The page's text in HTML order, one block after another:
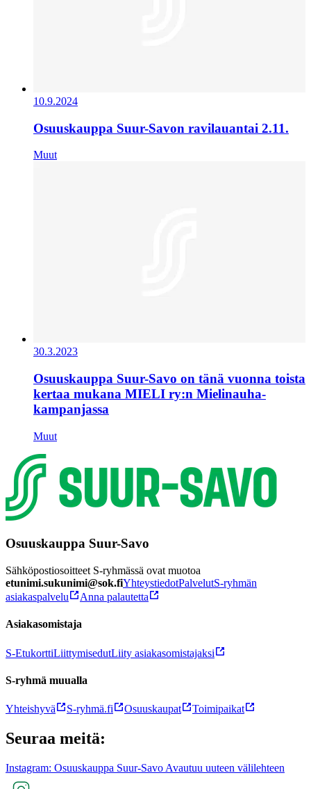
10.9.2024
Osuuskauppa Suur-Savon ravilauantai 2.11.
Muut
30.3.2023
Osuuskauppa Suur-Savo on tänä vuonna toista
kertaa mukana MIELI ry:n Mielinauha-
kampanjassa
Muut
Osuuskauppa Suur-Savo
Sähköpostiosoitteet S-ryhmässä ovat muotoa
etunimi.sukunimi@sok.fiYhteystiedotPalvelutS-ryhmän
asiakaspalvelu
Anna palautetta
Asiakasomistaja
S-EtukorttiLiittymisedutLiity asiakasomistajaksi
S-ryhmä muualla
Yhteishyvä S-ryhmä.fi Osuuskaupat Toimipaikat
Seuraa meitä:
Instagram: Osuuskauppa Suur-Savo Avautuu uuteen välilehteen